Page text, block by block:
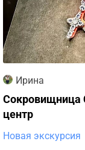
Ирина
Сокровищница
центр
Новая экскурсия